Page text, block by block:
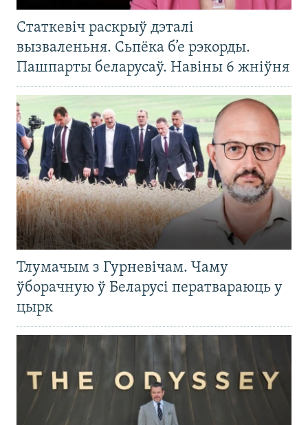
Статкевіч раскрыў дэталі
вызваленьня. Сьпёка б’е рэкорды.
Пашпарты беларусаў. Навіны 6 жніўня
Тлумачым з Гурневічам. Чаму
ўборачную ў Беларусі ператвараюць у
цырк